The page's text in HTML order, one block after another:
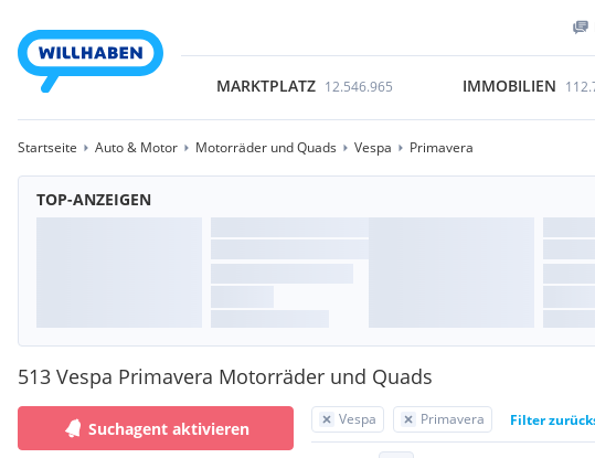
MARKTPLATZ 12.546.965 IMMOBILIEN
Startseite Auto & Motor Motorräder und Quads Vespa Primavera
TOP-ANZEIGEN
513 Vespa Primavera Motorräder und Quads
Vespa Primavera Filter
Suchagent aktivieren